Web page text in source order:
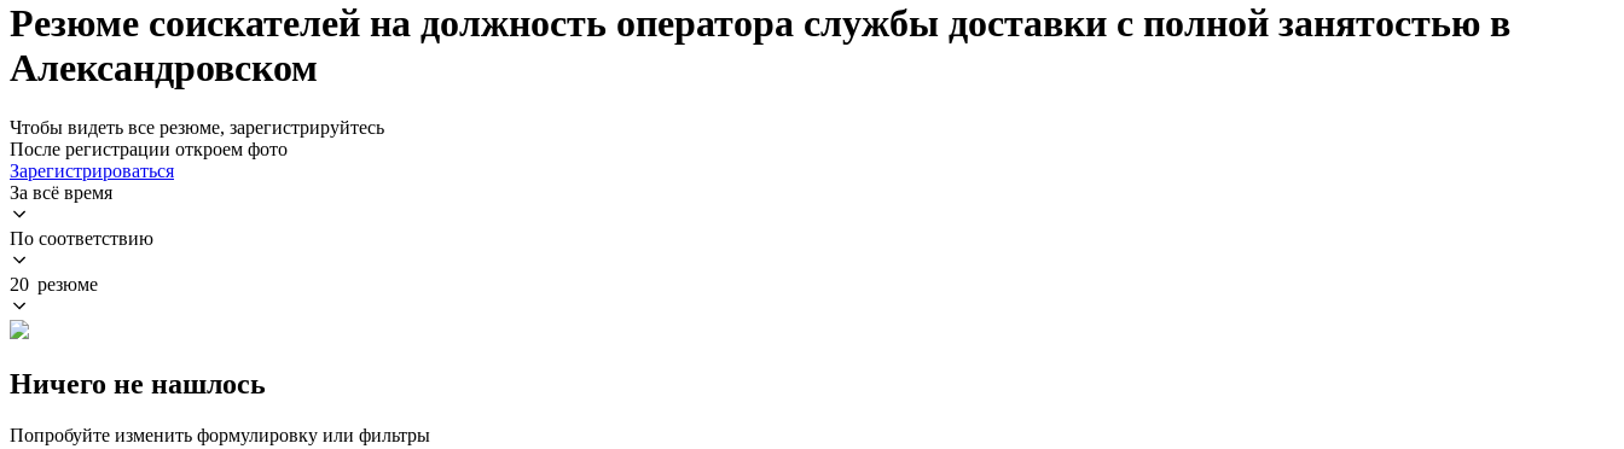
Резюме соискателей на должность оператора службы доставки с полной занятостью в
Александровском
Чтобы видеть все резюме, зарегистрируйтесь
После регистрации откроем фото
Зарегистрироваться
За всё время
По соответствию
20 резюме
Ничего не нашлось
Попробуйте изменить формулировку или фильтры